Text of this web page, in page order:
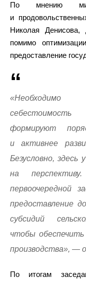
По мнению
и
Николая Денисова,
помимо
предоставление
«Необходимо
формируют
и активнее
Безусловно, здесь
на
первоочередной
предоставление
субсидий
чтобы
производства», —
По итогам